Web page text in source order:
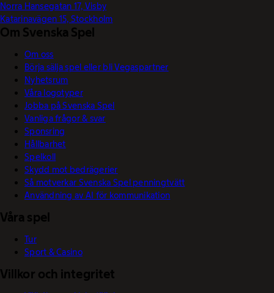
Norra Hansegatan 17, Visby
Katarinavägen 15, Stockholm
Om Svenska Spel
Om oss
Börja sälja spel eller bli Vegaspartner
Nyhetsrum
Våra logotyper
Jobba på Svenska Spel
Vanliga frågor & svar
Sponsring
Hållbarhet
Spelkoll
Skydd mot bedrägerier
Så motverkar Svenska Spel penningtvätt
Användning av AI för kommunikation
Våra spel
Tur
Sport & Casino
Villkor och integritet